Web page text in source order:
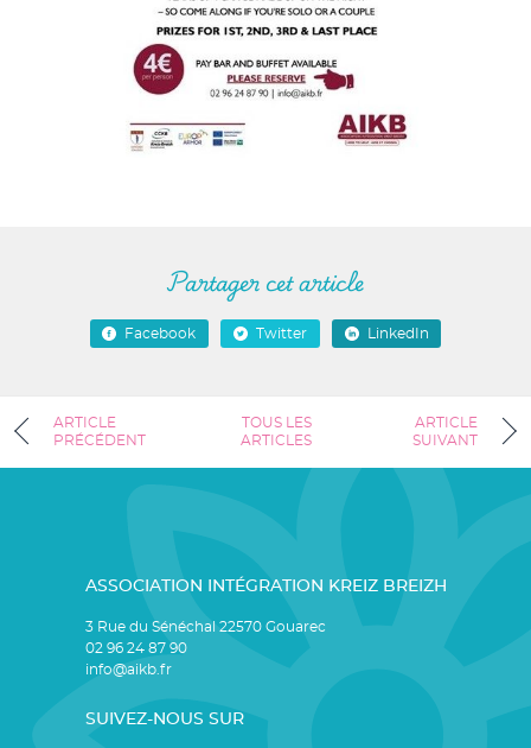
Partager cet article
Facebook Twitter LinkedIn
ARTICLE
PRÉCÉDENT
TOUS LES
ARTICLES
ARTICLE
SUIVANT
ASSOCIATION INTÉGRATION KREIZ BREIZH
3 Rue du Sénéchal 22570 Gouarec
02 96 24 87 90
info@aikb.fr
SUIVEZ-NOUS SUR